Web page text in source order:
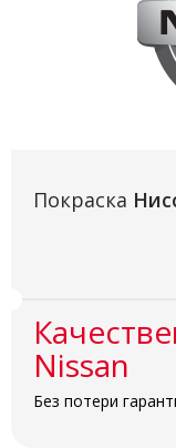
Покраска
Nissan
Без потери